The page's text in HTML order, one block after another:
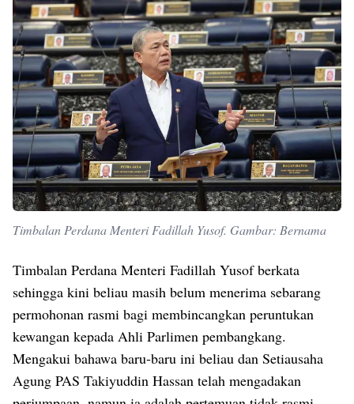
Timbalan Perdana Menteri Fadillah Yusof. Gambar: Bernama
Timbalan Perdana Menteri Fadillah Yusof berkata
sehingga kini beliau masih belum menerima sebarang
permohonan rasmi bagi membincangkan peruntukan
kewangan kepada Ahli Parlimen pembangkang.
Mengakui bahawa baru-baru ini beliau dan Setiausaha
Agung PAS Takiyuddin Hassan telah mengadakan